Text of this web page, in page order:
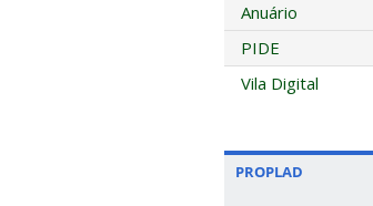
Anuário
PIDE
Vila Digital
PROPLAD